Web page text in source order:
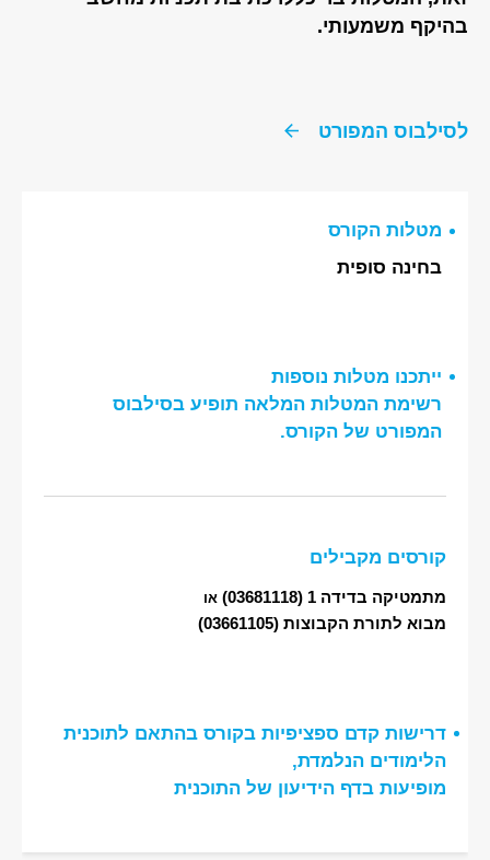
בהיקף משמעותי.
לסילבוס המפורט
מטלות הקורס
בחינה סופית
ייתכנו מטלות נוספות
רשימת המטלות המלאה תופיע בסילבוס
המפורט של הקורס.
קורסים מקבילים
מתמטיקה בדידה 1 (03681118) או
מבוא לתורת הקבוצות (03661105)
דרישות קדם ספציפיות בקורס בהתאם לתוכנית
הלימודים הנלמדת,
מופיעות בדף הידיעון של התוכנית